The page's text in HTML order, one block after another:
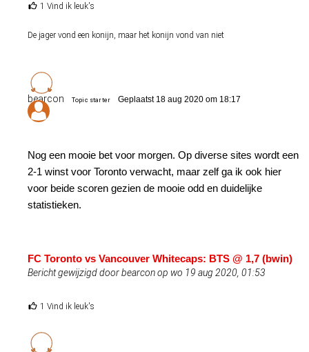
1 Vind ik leuk's
De jager vond een konijn, maar het konijn vond van niet
bearcon Topic starter Geplaatst 18 aug 2020 om 18:17
Nog een mooie bet voor morgen. Op diverse sites wordt een
2-1 winst voor Toronto verwacht, maar zelf ga ik ook hier
voor beide scoren gezien de mooie odd en duidelijke
statistieken.
FC Toronto vs Vancouver Whitecaps: BTS @ 1,7 (bwin)
Bericht gewijzigd door bearcon op wo 19 aug 2020, 01:53
1 Vind ik leuk's